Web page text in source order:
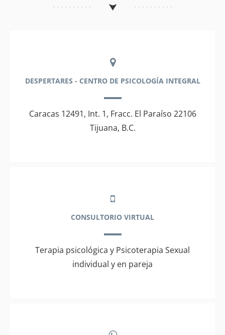
DESPERTARES - CENTRO DE PSICOLOGÍA INTEGRAL
Caracas 12491, Int. 1, Fracc. El Paraíso 22106
Tijuana, B.C.
CONSULTORIO VIRTUAL
Terapia psicológica y Psicoterapia Sexual
individual y en pareja